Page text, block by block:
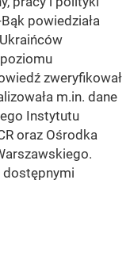
powiedziała
zweryfikował
m.in. dane
Instytutu
oraz Ośrodka
dostępnymi